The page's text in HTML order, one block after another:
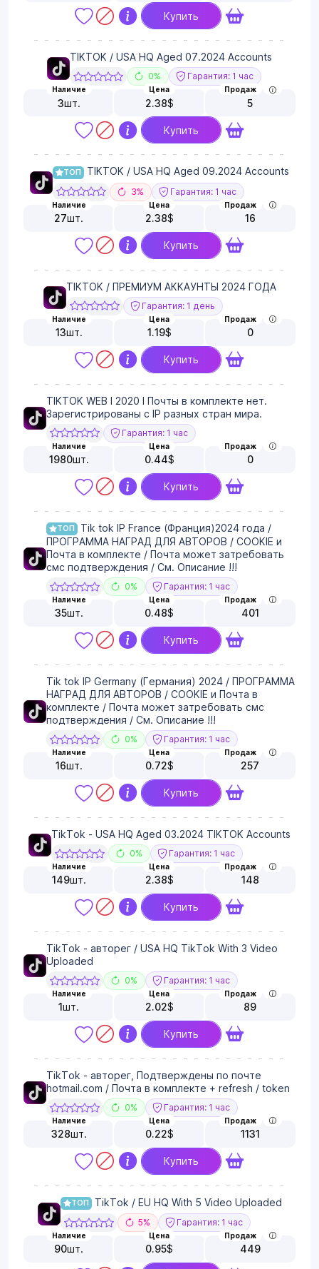
Купить
TIKTOK / USA HQ Aged 07.2024 Accounts
0% Гарантия: 1 час
Наличие
3шт.
Цена
2.38$
Продаж
5
Купить
ТОП TIKTOK / USA HQ Aged 09.2024 Accounts
3% Гарантия: 1 час
Наличие
27шт.
Цена
2.38$
Продаж
16
Купить
TIKTOK / ПРЕМИУМ АККАУНТЫ 2024 ГОДА
Гарантия: 1 день
Наличие
13шт.
Цена
1.19$
Продаж
0
Купить
TIKTOK WEB I 2020 I Почты в комплекте нет.
Зарегистрированы с IP разных стран мира.
Гарантия: 1 час
Наличие
1980шт.
Цена
0.44$
Продаж
0
Купить
ТОП
Tik tok IP France (Франция)2024 года /
ПРОГРАММА НАГРАД ДЛЯ АВТОРОВ / COOKIE и
Почта в комплекте / Почта может затребовать
смс подтверждения / См. Описание !!!
0% Гарантия: 1 час
Наличие
35шт.
Цена
0.48$
Продаж
401
Купить
Tik tok IP Germany (Германия) 2024 / ПРОГРАММА
НАГРАД ДЛЯ АВТОРОВ / COOKIE и Почта в
комплекте / Почта может затребовать смс
подтверждения / См. Описание !!!
0% Гарантия: 1 час
Наличие
16шт.
Цена
0.72$
Продаж
257
Купить
TikTok - USA HQ Aged 03.2024 TIKTOK Accounts
0% Гарантия: 1 час
Наличие
149шт.
Цена
2.38$
Продаж
148
Купить
TikTok - авторег / USA HQ TikTok With 3 Video
Uploaded
0% Гарантия: 1 час
Наличие
1шт.
Цена
2.02$
Продаж
89
Купить
TikTok - авторег, Подтверждены по почте
hotmail.com / Почта в комплекте + refresh / token
0% Гарантия: 1 час
Наличие
328шт.
Цена
0.22$
Продаж
1131
Купить
ТОП TikTok / EU HQ With 5 Video Uploaded
5% Гарантия: 1 час
Наличие
90шт.
Цена
0.95$
Продаж
449